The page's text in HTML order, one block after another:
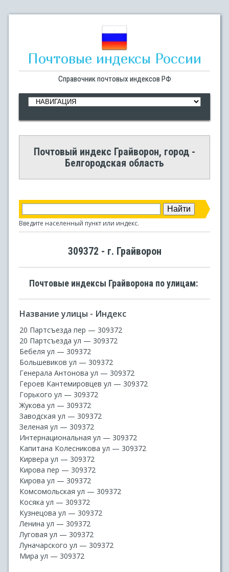
Почтовые индексы России
Справочник почтовых индексов РФ
Почтовый индекс Грайворон, город -
Белгородская область
Введите населенный пункт или индекс.
309372 - г. Грайворон
Почтовые индексы Грайворона по улицам:
Название улицы - Индекс
20 Партсъезда пер — 309372
20 Партсъезда ул — 309372
Бебеля ул — 309372
Большевиков ул — 309372
Генерала Антонова ул — 309372
Героев Кантемировцев ул — 309372
Горького ул — 309372
Жукова ул — 309372
Заводская ул — 309372
Зеленая ул — 309372
Интернациональная ул — 309372
Капитана Колесникова ул — 309372
Кирвера ул — 309372
Кирова пер — 309372
Кирова ул — 309372
Комсомольская ул — 309372
Косяка ул — 309372
Кузнецова ул — 309372
Ленина ул — 309372
Луговая ул — 309372
Луначарского ул — 309372
Мира ул — 309372